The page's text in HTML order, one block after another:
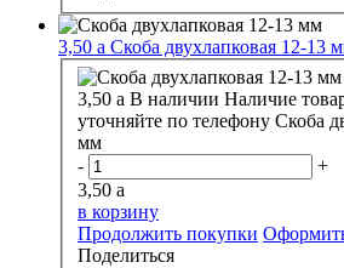
3,50 a Скоба двухлапковая 12-13
3,50 a В наличии Наличие
уточняйте по телефону Скоба
мм
-
+
3,50 a
в корзину
Продолжить покупки
Поделиться